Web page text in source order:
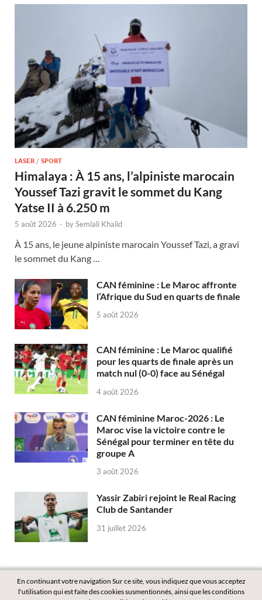
LASER / SPORT
Himalaya : À 15 ans, l’alpiniste marocain
Youssef Tazi gravit le sommet du Kang
Yatse II à 6.250 m
5 août 2026 - bySemlali Khalid
À 15 ans, le jeune alpiniste marocain Youssef Tazi, a gravi
le sommet du Kang …
CAN féminine : Le Maroc affronte
l’Afrique du Sud en quarts de finale
5 août 2026
CAN féminine : Le Maroc qualifié
pour les quarts de finale après un
match nul (0-0) face au Sénégal
4 août 2026
CAN féminine Maroc-2026 : Le
Maroc vise la victoire contre le
Sénégal pour terminer en tête du
groupe A
3 août 2026
Yassir Zabiri rejoint le Real Racing
Club de Santander
31 juillet 2026
En continuant votre navigation Sur ce site, vous indiquez que vous acceptez
l'utilisation qui est faite des cookies susmentionnés, ainsi que les conditions